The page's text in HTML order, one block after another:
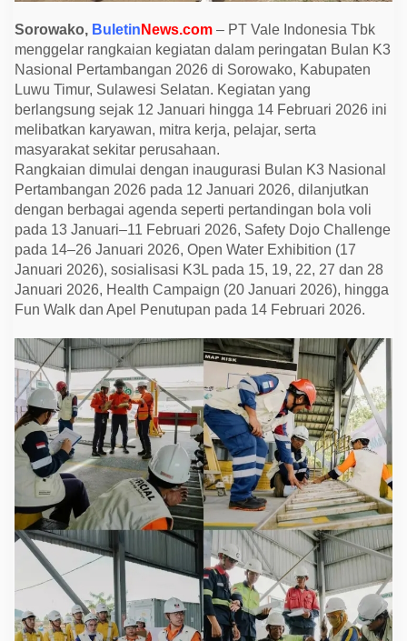
n
g
a
t
a
n
B
u
l
a
K
3
N
a
s
i
o
n
l
2
2
P
T
V
a
l
e
d
i
S
o
r
o
w
o
Sorowako, Buletin News.com – PT Vale Indonesia Tbk
menggelar rangkaian kegiatan dalam peringatan Bulan K3
Nasional Pertambangan 2026 di Sorowako, Kabupaten
Luwu Timur, Sulawesi Selatan. Kegiatan yang
berlangsung sejak 12 Januari hingga 14 Februari 2026 ini
melibatkan karyawan, mitra kerja, pelajar, serta
masyarakat sekitar perusahaan.
Rangkaian dimulai dengan inaugurasi Bulan K3 Nasional
Pertambangan 2026 pada 12 Januari 2026, dilanjutkan
dengan berbagai agenda seperti pertandingan bola voli
pada 13 Januari–11 Februari 2026, Safety Dojo Challenge
pada 14–26 Januari 2026, Open Water Exhibition (17
Januari 2026), sosialisasi K3L pada 15, 19, 22, 27 dan 28
Januari 2026, Health Campaign (20 Januari 2026), hingga
Fun Walk dan Apel Penutupan pada 14 Februari 2026.